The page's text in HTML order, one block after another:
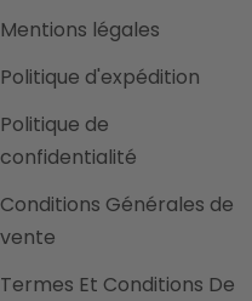
Mentions légales
Politique d'expédition
Politique de
confidentialité
Conditions Générales de
vente
Termes Et Conditions De